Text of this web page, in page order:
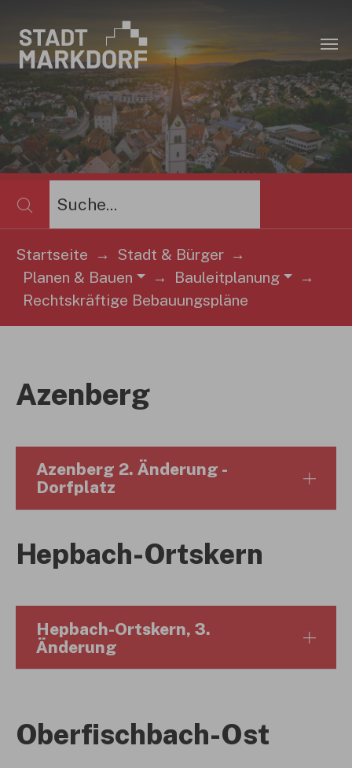
Sie sind hier:
Startseite
Stadt & Bürger
Planen & Bauen
Bauleitplanung
Rechtskräftige Bebauungspläne
Azenberg
Azenberg 2. Änderung -
Dorfplatz
Hepbach-Ortskern
Hepbach-Ortskern, 3.
Änderung
Oberfischbach-Ost
×